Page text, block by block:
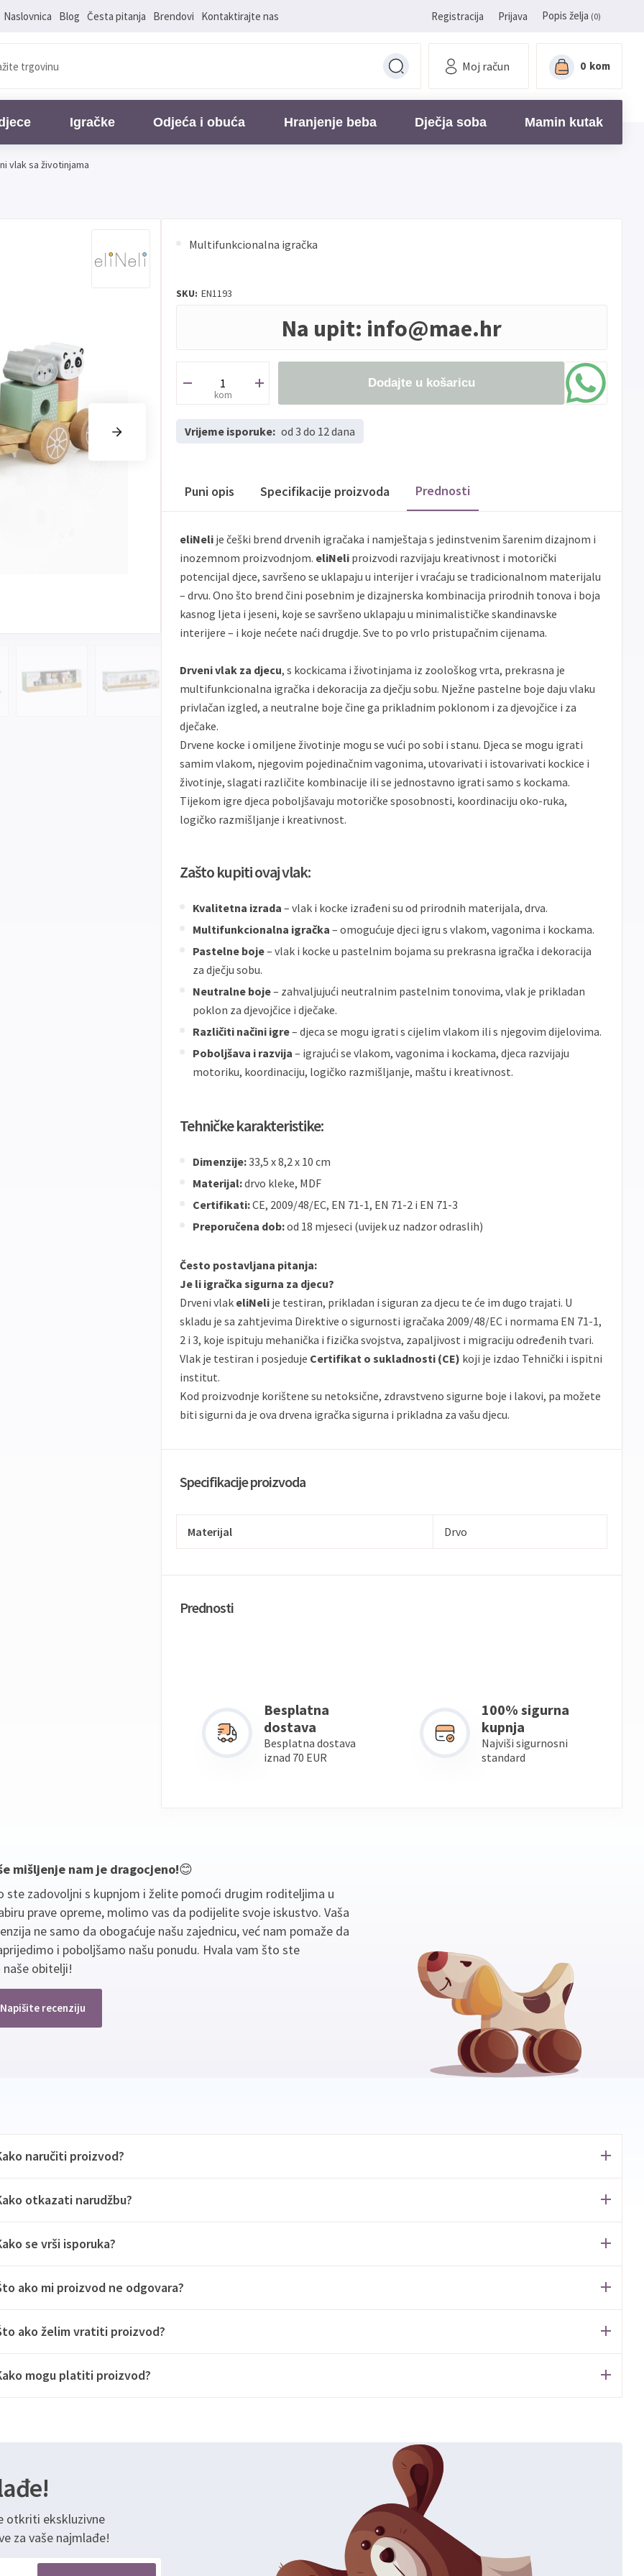
Naslovnica Blog Česta pitanja Brendovi Kontaktirajte nas Registracija Prijava Popis želja (0)
Moj račun 0 kom
Igračke Odjeća i obuća Hranjenje beba Dječja soba Mamin kutak
vlak sa životinjama
Multifunkcionalna igračka
SKU: EN1193
Na upit: info@mae.hr
kom
Dodajte u košaricu
Vrijeme isporuke: od 3 do 12 dana
Puni opis Specifikacije proizvoda Prednosti
eliNeli je češki brend drvenih igračaka i namještaja s jedinstvenim šarenim dizajnom i
inozemnom proizvodnjom. eliNeli proizvodi razvijaju kreativnost i motorički
potencijal djece, savršeno se uklapaju u interijer i vraćaju se tradicionalnom materijalu
– drvu. Ono što brend čini posebnim je dizajnerska kombinacija prirodnih tonova i boja
kasnog ljeta i jeseni, koje se savršeno uklapaju u minimalističke skandinavske
interijere – i koje nećete naći drugdje. Sve to po vrlo pristupačnim cijenama.
Drveni vlak za djecu, s kockicama i životinjama iz zoološkog vrta, prekrasna je
multifunkcionalna igračka i dekoracija za dječju sobu. Nježne pastelne boje daju vlaku
privlačan izgled, a neutralne boje čine ga prikladnim poklonom i za djevojčice i za
dječake.
Drvene kocke i omiljene životinje mogu se vući po sobi i stanu. Djeca se mogu igrati
samim vlakom, njegovim pojedinačnim vagonima, utovarivati i istovarivati kockice i
životinje, slagati različite kombinacije ili se jednostavno igrati samo s kockama.
Tijekom igre djeca poboljšavaju motoričke sposobnosti, koordinaciju oko-ruka,
logičko razmišljanje i kreativnost.
Zašto kupiti ovaj vlak:
Kvalitetna izrada – vlak i kocke izrađeni su od prirodnih materijala, drva.
Multifunkcionalna igračka – omogućuje djeci igru s vlakom, vagonima i kockama.
Pastelne boje– vlak i kocke u pastelnim bojama su prekrasna igračka i dekoracija
za dječju sobu.
Neutralne boje– zahvaljujući neutralnim pastelnim tonovima, vlak je prikladan
poklon za djevojčice i dječake.
Različiti načini igre– djeca se mogu igrati s cijelim vlakom ili s njegovim dijelovima.
Poboljšava i razvija – igrajući se vlakom, vagonima i kockama, djeca razvijaju
motoriku, koordinaciju, logičko razmišljanje, maštu i kreativnost.
Tehničke karakteristike:
Dimenzije:33,5 x 8,2 x 10 cm
Materijal:drvo kleke, MDF
Certifikati:CE, 2009/48/EC, EN 71-1, EN 71-2 i EN 71-3
Preporučena dob:od 18 mjeseci (uvijek uz nadzor odraslih)
Često postavljana pitanja:
Je li igračka sigurna za djecu?
Drveni vlak eliNeli je testiran, prikladan i siguran za djecu te će im dugo trajati. U
skladu je sa zahtjevima Direktive o sigurnosti igračaka 2009/48/EC i normama EN 71-1,
2 i 3, koje ispituju mehanička i fizička svojstva, zapaljivost i migraciju određenih tvari.
Vlak je testiran i posjeduje Certifikat o sukladnosti (CE) koji je izdao Tehnički i ispitni
institut.
Kod proizvodnje korištene su netoksične, zdravstveno sigurne boje i lakovi, pa možete
biti sigurni da je ova drvena igračka sigurna i prikladna za vašu djecu.
Specifikacije proizvoda
Materijal Drvo
Prednosti
Besplatna
dostava
Besplatna dostava
iznad 70 EUR
100% sigurna
kupnja
Najviši sigurnosni
standard
mišljenje nam je dragocjeno!😊
ste zadovoljni s kupnjom i želite pomoći drugim roditeljima u
prave opreme, molimo vas da podijelite svoje iskustvo. Vaša
ne samo da obogaćuje našu zajednicu, već nam pomaže da
i poboljšamo našu ponudu. Hvala vam što ste
naše obitelji!
Napišite recenziju
naručiti proizvod?
otkazati narudžbu?
se vrši isporuka?
ako mi proizvod ne odgovara?
ako želim vratiti proizvod?
mogu platiti proizvod?
otkriti ekskluzivne
za vaše najmlađe!